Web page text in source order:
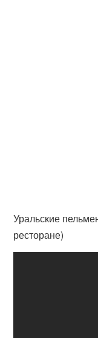
Уральские
ресторане)